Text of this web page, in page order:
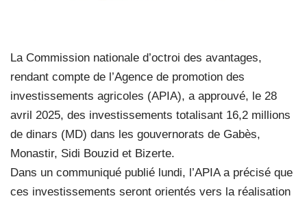
La Commission nationale d’octroi des avantages,
rendant compte de l’Agence de promotion des
investissements agricoles (APIA), a approuvé, le 28
avril 2025, des investissements totalisant 16,2 millions
de dinars (MD) dans les gouvernorats de Gabès,
Monastir, Sidi Bouzid et Bizerte.
Dans un communiqué publié lundi, l’APIA a précisé que
ces investissements seront orientés vers la réalisation